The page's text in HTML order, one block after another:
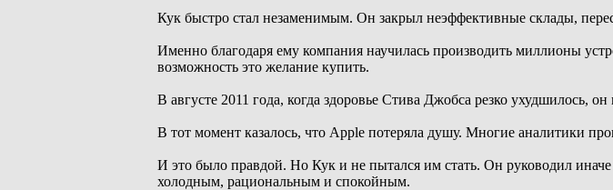
Кук быстро стал незаменимым. Он закрыл неэффективные склады,
Именно благодаря ему компания научилась производить миллионы
возможность это желание купить.
В августе 2011 года, когда здоровье Стива Джобса резко ухудшилось,
В тот момент казалось, что Apple потеряла душу. Многие аналитики
И это было правдой. Но Кук и не пытался им стать. Он руководил иначе
холодным, рациональным и спокойным.